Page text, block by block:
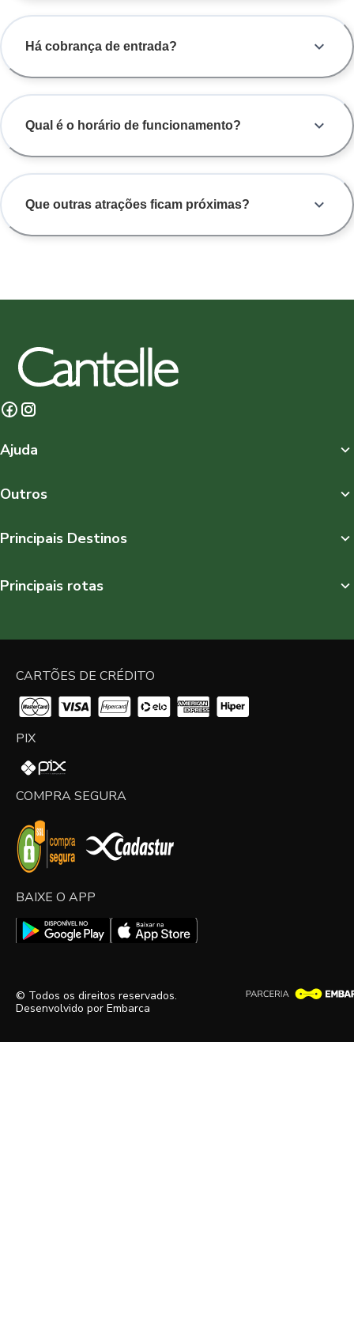
Há cobrança de entrada?
Qual é o horário de funcionamento?
Que outras atrações ficam próximas?
Ajuda
Outros
Principais Destinos
Principais rotas
CARTÕES DE CRÉDITO
PIX
COMPRA SEGURA
BAIXE O APP
© Todos os direitos reservados.
Desenvolvido por Embarca